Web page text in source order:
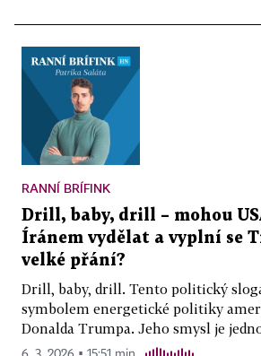
RANNÍ BRÍFINK
Drill, baby, drill – mohou
Íránem vydělat a vyplní se
velké přání?
Drill, baby, drill. Tento politický
symbolem energetické politiky
Donalda Trumpa. Jeho smysl je